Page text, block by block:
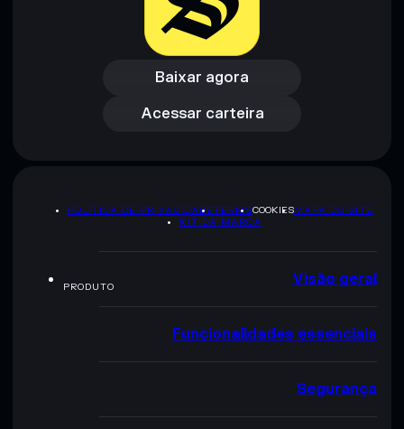
Baixar agora
Baixar agora
Acessar carteira
Acessar carteira
POLÍTICA DE PRIVACIDADETERMSCOOKIESMAPA DO SITE
KIT DA MARCA
PRODUTO Visão geral
Funcionalidades essenciais
Segurança